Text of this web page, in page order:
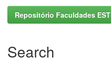
Repositório Faculdades EST
Search